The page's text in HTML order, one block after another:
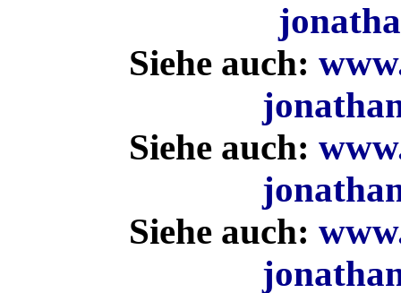
Siehe auch:
Siehe auch:
Siehe auch: